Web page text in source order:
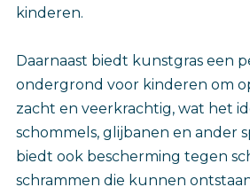
kinderen.
Daarnaast biedt kunstgras een
ondergrond voor kinderen om
zacht en veerkrachtig, wat het
schommels, glijbanen en ander
biedt ook bescherming tegen
schrammen die kunnen